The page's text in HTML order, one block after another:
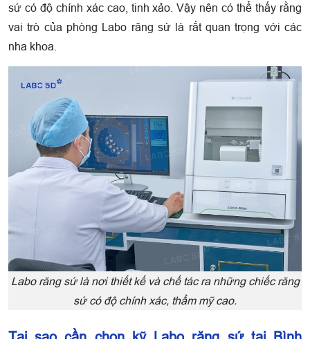
sứ có độ chính xác cao, tinh xảo. Vậy nên có thể thấy rằng
vai trò của phòng Labo răng sứ là rất quan trọng với các
nha khoa.
Labo răng sứ là nơi thiết kế và chế tác ra những chiếc răng
sứ có độ chính xác, thẩm mỹ cao.